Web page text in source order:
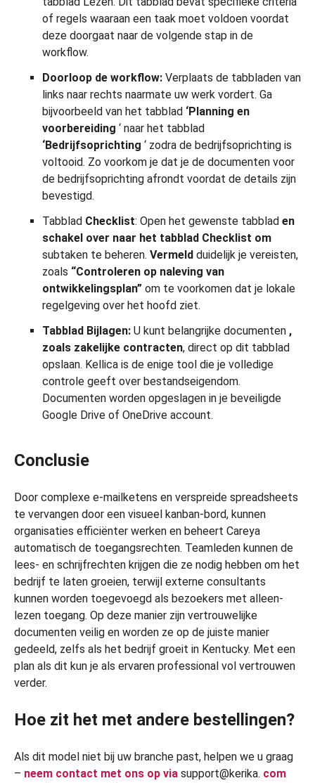
of regels waaraan een taak moet voldoen voordat
deze doorgaat naar de volgende stap in de
workflow.
Doorloop de workflow: Verplaats de tabbladen van
links naar rechts naarmate uw werk vordert. Ga
bijvoorbeeld van het tabblad ‘Planning en
voorbereiding ‘ naar het tabblad
‘Bedrijfsoprichting ‘ zodra de bedrijfsoprichting is
voltooid. Zo voorkom je dat je de documenten voor
de bedrijfsoprichting afrondt voordat de details zijn
bevestigd.
Tabblad Checklist: Open het gewenste tabblad en
schakel over naar het tabblad Checklist om
subtaken te beheren. Vermeld duidelijk je vereisten,
zoals “Controleren op naleving van
ontwikkelingsplan” om te voorkomen dat je lokale
regelgeving over het hoofd ziet.
Tabblad Bijlagen: U kunt belangrijke documenten ,
zoals zakelijke contracten, direct op dit tabblad
opslaan. Kellica is de enige tool die je volledige
controle geeft over bestandseigendom.
Documenten worden opgeslagen in je beveiligde
Google Drive of OneDrive account.
Conclusie
Door complexe e-mailketens en verspreide spreadsheets
te vervangen door een visueel kanban-bord, kunnen
organisaties efficiënter werken en beheert Careya
automatisch de toegangsrechten. Teamleden kunnen de
lees- en schrijfrechten krijgen die ze nodig hebben om het
bedrijf te laten groeien, terwijl externe consultants
kunnen worden toegevoegd als bezoekers met alleen-
lezen toegang. Op deze manier zijn vertrouwelijke
documenten veilig en worden ze op de juiste manier
gedeeld, zelfs als het bedrijf groeit in Kentucky. Met een
plan als dit kun je als ervaren professional vol vertrouwen
verder.
Hoe zit het met andere bestellingen?
Als dit model niet bij uw branche past, helpen we u graag
– neem contact met ons op via support@kerika. com